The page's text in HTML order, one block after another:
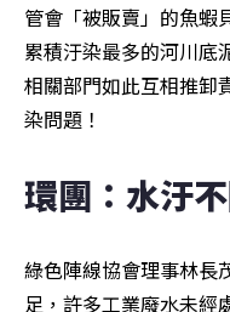
管會「被販賣」的魚蝦
累積汙染最多的河川底
相關部門如此互相推卸
染問題！
環團：水汙
綠色陣線協會理事林長
足，許多工業廢水未經